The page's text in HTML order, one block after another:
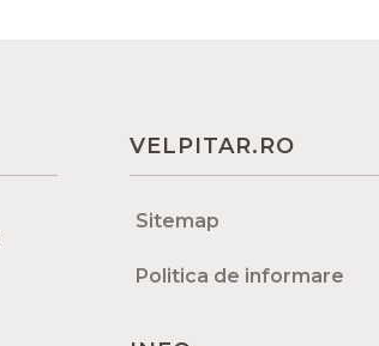
VELPITAR.RO
Sitemap
Politica de informare